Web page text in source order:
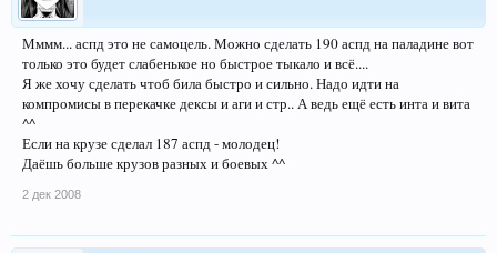
Мммм... аспд это не самоцель. Можно сделать 190 аспд на паладине вот
только это будет слабенькое но быстрое тыкало и всё....
Я же хочу сделать чтоб била быстро и сильно. Надо идти на
компромисы в перекачке дексы и аги и стр.. А ведь ещё есть инта и вита
^^
Если на крузе сделал 187 аспд - молодец!
Даёшь больше крузов разных и боевых ^^
2 дек 2008